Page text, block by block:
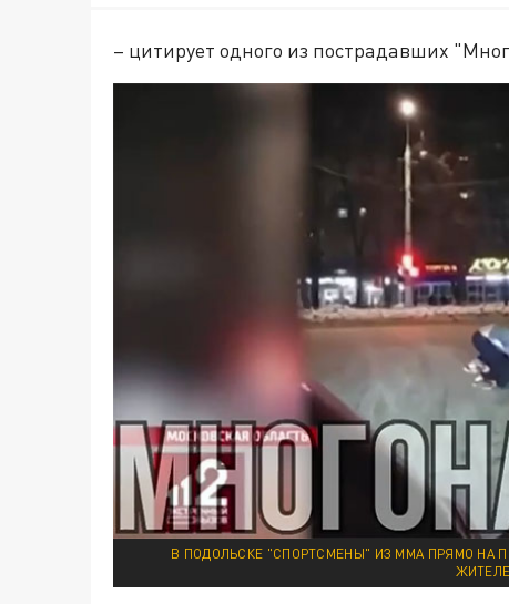
– цитирует одного из пострадавших
В ПОДОЛЬСКЕ "СПОРТСМЕНЫ" ИЗ ММА ПРЯМО НА